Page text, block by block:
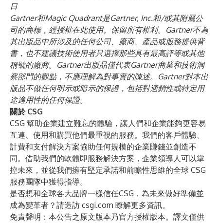
日
Gartner和Magic Quadrant是Gartner, Inc.和/或其附屬公
司的商標，經授權在此使用。保留所有權利。Gartner不為
其出版品中所涉及的任何公司、廠商、產品或服務提供背
書，也不建議技術使用者只選擇那些具有最高評等或其他
稱號的廠商。Gartner出版品僅代表Gartner商業和技術洞
察部門的觀點，不應理解為對事實的陳述。Gartner對本出
版品不做任何明示或暗示的保證，包括對適銷性或特定用
途適用性的任何保證。
關於 CSG
CSG 幫助企業建立難忘的體驗，讓人們和企業能夠更容易
互連、使用和購買他們最重視的服務。我們的客戶體驗、
計費和支付解決方案協助任何規模的企業賺錢並創造不
同。借助我們的軟體即服務解決方案，企業領導人可以掌
控未來，並從我們擁有堅定承諾和前瞻性思維的全球 CSG
服務團隊中獲得指導。
是否想和全球各大品牌一樣信任CSG，為未來做好準備並
成為變革者？請造訪 csgi.com 瞭解更多資訊。
免責聲明：本公告之原文版本乃官方授權版本。譯文僅供